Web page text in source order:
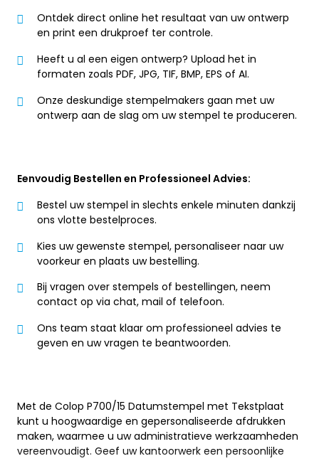
Ontdek direct online het resultaat van uw ontwerp
en print een drukproef ter controle.
Heeft u al een eigen ontwerp? Upload het in
formaten zoals PDF, JPG, TIF, BMP, EPS of AI.
Onze deskundige stempelmakers gaan met uw
ontwerp aan de slag om uw stempel te produceren.
Eenvoudig Bestellen en Professioneel Advies:
Bestel uw stempel in slechts enkele minuten dankzij
ons vlotte bestelproces.
Kies uw gewenste stempel, personaliseer naar uw
voorkeur en plaats uw bestelling.
Bij vragen over stempels of bestellingen, neem
contact op via chat, mail of telefoon.
Ons team staat klaar om professioneel advies te
geven en uw vragen te beantwoorden.
Met de Colop P700/15 Datumstempel met Tekstplaat
kunt u hoogwaardige en gepersonaliseerde afdrukken
maken, waarmee u uw administratieve werkzaamheden
vereenvoudigt. Geef uw kantoorwerk een persoonlijke